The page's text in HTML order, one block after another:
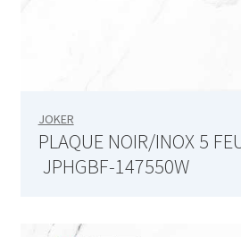
Bouilloire – SK-7315
JOKER
PLAQUE NOIR/INOX 5
JPHGBF-147550W